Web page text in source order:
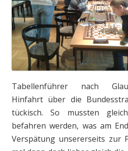
Tabellenführer nach
Hinfahrt über die
tückisch. So mussten
befahren werden, was am
Verspätung unsererseits zur